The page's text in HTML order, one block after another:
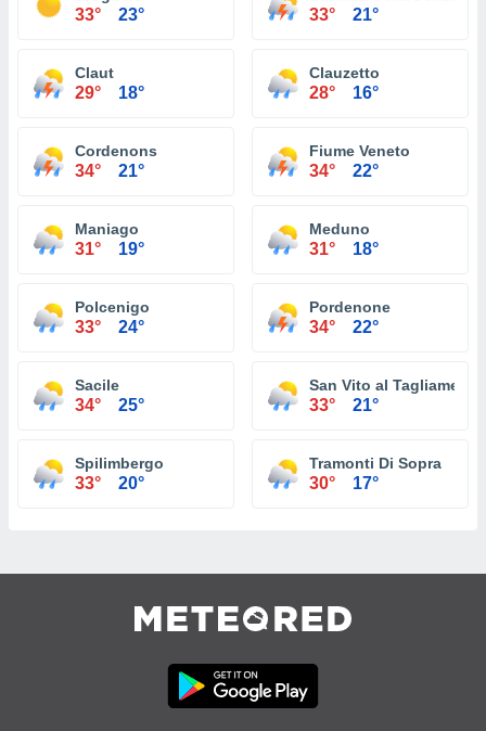
33° 23° 33° 21°
Claut
29° 18°
Clauzetto
28° 16°
Cordenons
34° 21°
Fiume Veneto
34° 22°
Maniago
31° 19°
Meduno
31° 18°
Polcenigo
33° 24°
Pordenone
34° 22°
Sacile
34° 25°
San Vito al Tagliamento
33° 21°
Spilimbergo
33° 20°
Tramonti Di Sopra
30° 17°